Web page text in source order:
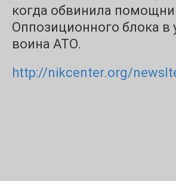
когда обвинила
Оппозиционного блока в
воина АТО.
http://nikcenter.org/